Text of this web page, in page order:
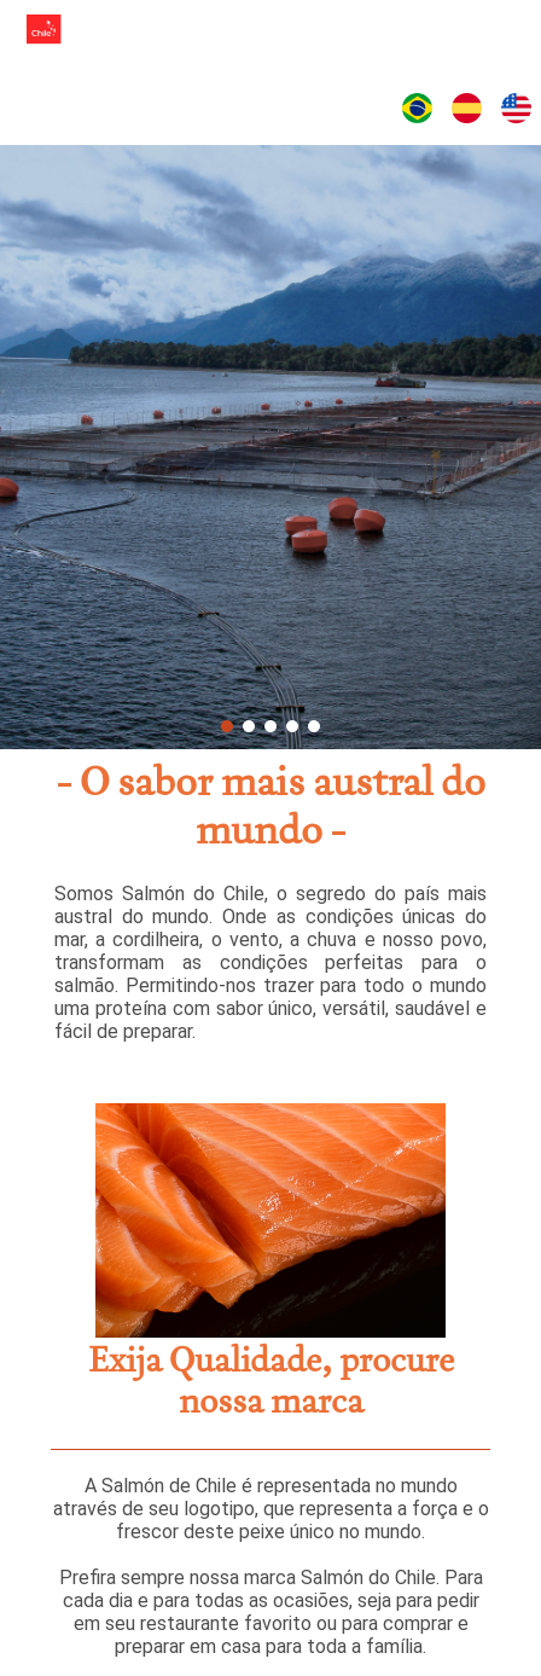
O sabor mais austral do
mundo
Somos Salmón do Chile, o segredo do país mais
austral do mundo. Onde as condições únicas do
mar, a cordilheira, o vento, a chuva e nosso povo,
transformam as condições perfeitas para o
salmão. Permitindo-nos trazer para todo o mundo
uma proteína com sabor único, versátil, saudável e
fácil de preparar.
Exija Qualidade, procure
nossa marca
A Salmón de Chile é representada no mundo
através de seu logotipo, que representa a força e o
frescor deste peixe único no mundo.
Prefira sempre nossa marca Salmón do Chile. Para
cada dia e para todas as ocasiões, seja para pedir
em seu restaurante favorito ou para comprar e
preparar em casa para toda a família.